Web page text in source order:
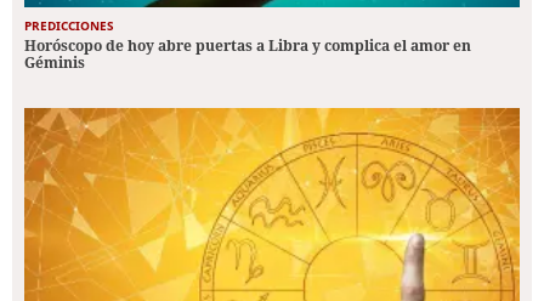
PREDICCIONES
Horóscopo de hoy abre puertas a Libra y complica el amor en
Géminis